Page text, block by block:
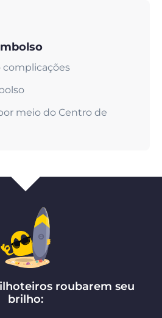
complicações
meio do Centro de
roubarem seu
brilho: